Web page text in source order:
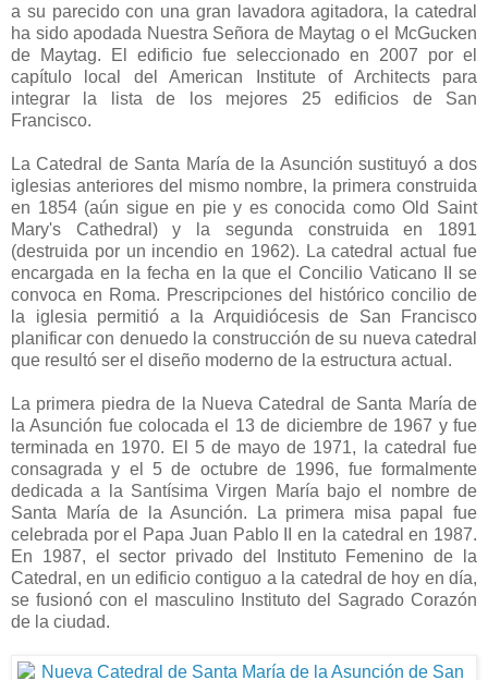
a su parecido con una gran lavadora agitadora, la catedral
ha sido apodada Nuestra Señora de Maytag o el McGucken
de Maytag. El edificio fue seleccionado en 2007 por el
capítulo local del American Institute of Architects para
integrar la lista de los mejores 25 edificios de San
Francisco.
La Catedral de Santa María de la Asunción sustituyó a dos
iglesias anteriores del mismo nombre, la primera construida
en 1854 (aún sigue en pie y es conocida como Old Saint
Mary's Cathedral) y la segunda construida en 1891
(destruida por un incendio en 1962). La catedral actual fue
encargada en la fecha en la que el Concilio Vaticano II se
convoca en Roma. Prescripciones del histórico concilio de
la iglesia permitió a la Arquidiócesis de San Francisco
planificar con denuedo la construcción de su nueva catedral
que resultó ser el diseño moderno de la estructura actual.
La primera piedra de la Nueva Catedral de Santa María de
la Asunción fue colocada el 13 de diciembre de 1967 y fue
terminada en 1970. El 5 de mayo de 1971, la catedral fue
consagrada y el 5 de octubre de 1996, fue formalmente
dedicada a la Santísima Virgen María bajo el nombre de
Santa María de la Asunción. La primera misa papal fue
celebrada por el Papa Juan Pablo II en la catedral en 1987.
En 1987, el sector privado del Instituto Femenino de la
Catedral, en un edificio contiguo a la catedral de hoy en día,
se fusionó con el masculino Instituto del Sagrado Corazón
de la ciudad.